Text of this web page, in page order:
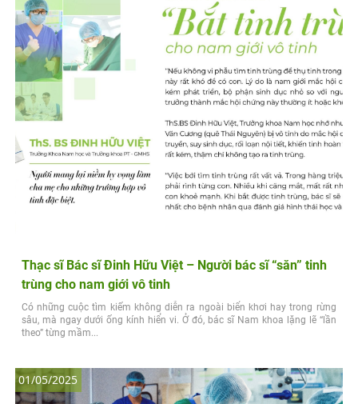
Thạc sĩ Bác sĩ Đinh Hữu Việt – Người bác sĩ “săn” tinh
trùng cho nam giới vô tinh
Có những cuộc tìm kiếm không diễn ra ngoài biển khơi hay trong rừng
sâu, mà ngay dưới ống kính hiển vi. Ở đó, bác sĩ Nam khoa lặng lẽ “lần
theo” từng mầm...
01/05/2025